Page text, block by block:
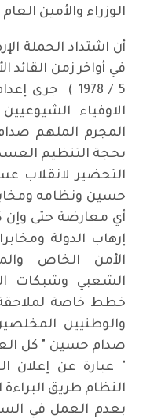
الوزراء والأمين
أن اشتداد الحملة
الاوفياء
المجرم الملهم
بحجة التنظيم
التحضير لانقلاب
حسين ونظامه
أي معارضة حتى وإن
إرهاب الدولة
الأمن الخاص
الشعبي وشبكات
خطط خاصة لملاحقة
والوطنيين
صدام حسين " كل
" عبارة عن إعلان
النظام طريق
بعدم العمل في